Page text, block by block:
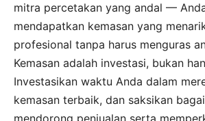
mitra percetakan yang andal —
mendapatkan kemasan yang
profesional tanpa harus menguras
Kemasan adalah investasi, bukan
Investasikan waktu Anda dalam
kemasan terbaik, dan saksikan